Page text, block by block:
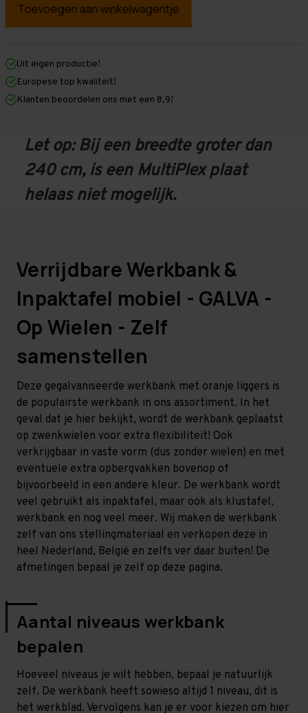
Verrijdbare
&
-
GALVA
-
Op
samenstellen
-
Werktafel
Verrijdbare
&
-
GALVA
-
Op
samenstellen
-
Werktafel
Uit eigen productie!
Europese top kwaliteit!
Klanten beoordelen ons met een 8,9!
Let op: Bij een breedte groter dan
240 cm, is een MultiPlex plaat
helaas niet mogelijk.
Verrijdbare Werkbank &
Inpaktafel mobiel - GALVA -
Op Wielen - Zelf
samenstellen
Deze gegalvaniseerde werkbank met oranje liggers is
de populairste werkbank in ons assortiment. In het
geval dat je hier bekijkt, wordt de werkbank geplaatst
op zwenkwielen voor extra flexibiliteit! Ook
verkrijgbaar in vaste vorm (dus zonder wielen) en met
eventuele extra opbergvakken bovenop of
bijvoorbeeld in een andere kleur. De werkbank wordt
veel gebruikt als inpaktafel, maar ook als klustafel,
werkbank en nog veel meer. Wij maken de werkbank
zelf van ons stellingmateriaal en verkopen deze in
heel Nederland, België en zelfs ver daar buiten! De
afmetingen bepaal je zelf op deze pagina.
Aantal niveaus werkbank
bepalen
Hoeveel niveaus je wilt hebben, bepaal je natuurlijk
zelf. De werkbank heeft sowieso altijd 1 niveau, dit is
het werkblad. Vervolgens kan je er voor kiezen om hier